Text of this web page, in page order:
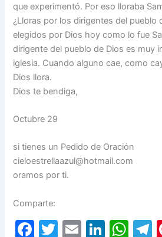
que experimentó. Por eso lloraba
¿Lloras por los dirigentes del pueblo
elegidos por Dios hoy como lo fue
dirigente del pueblo de Dios es muy
iglesia. Cuando alguno cae, como
Dios llora.
Dios te bendiga,
Octubre 29
si tienes un Pedido de Oración
cieloestrellaazul@hotmail.com
oramos por ti.
Comparte:
F
T
E
Li W